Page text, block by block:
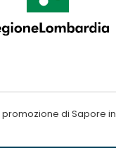
di Sapore